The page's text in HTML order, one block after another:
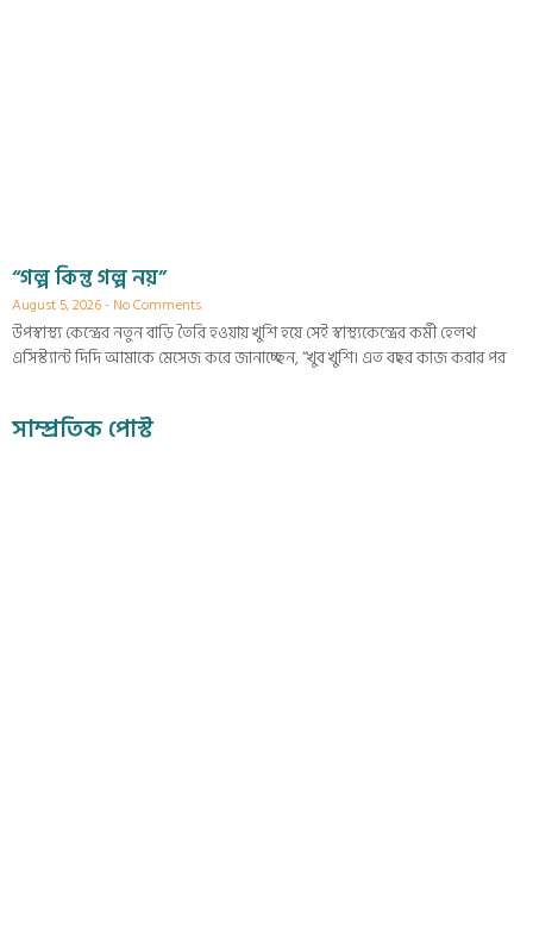
“গল্প কিন্তু গল্প নয়”
August 5, 2026 No Comments
উপস্বাস্থ্য কেন্দ্রের নতুন বাড়ি তৈরি হওয়ায় খুশি হয়ে সেই স্বাস্থ্যকেন্দ্রের কর্মী হেলথ
এসিস্ট্যান্ট দিদি আমাকে মেসেজ করে জানাচ্ছেন, “খুব খুশি। এত বছর কাজ করার পর
সাম্প্রতিক পোস্ট